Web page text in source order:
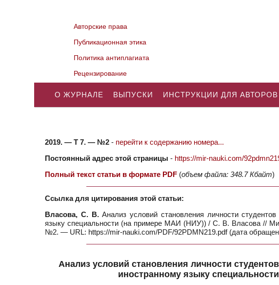
Авторские права
Публикационная этика
Политика антиплагиата
Рецензирование
О ЖУРНАЛЕ ВЫПУСКИ ИНСТРУКЦИИ ДЛЯ АВТОРОВ
2019. — Т 7. — №2 - перейти к содержанию номера...
Постоянный адрес этой страницы - https://mir-nauki.com/
Полный текст статьи в формате PDF (объем файла: 348.7 Кбайт)
Ссылка для цитирования этой статьи:
Власова, С. В.Анализ условий становления личности
языку специальности (на примере МАИ (НИУ)) / С. В. Власова //
№2. — URL: https://mir-nauki.com/PDF/92PDMN219.pdf (дата
Анализ условий становления личности
иностранному языку